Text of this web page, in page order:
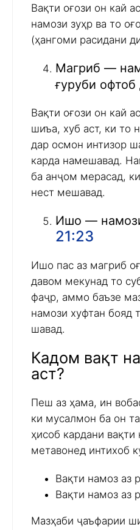
Вақти оғози он кай
намози зуҳр ва то
(ҳангоми расидани
Магриб —
ғуруби офтоб
Вақти оғози он кай
шиъа, хуб аст, ки то
дар осмон интизор
карда намешавад.
ба анҷом мерасад,
нест мешавад.
Ишо —
21:23
Ишо пас аз магриб
давом мекунад то
фаҷр, аммо баъзе
намози хуфтан бояд
шавад.
Кадом вақт
аст?
Пеш аз ҳама, ин
ки мусалмон ба он
ҳисоб кардани
метавонед интихоб
Вақти намоз аз
Вақти намоз аз
Мазҳаби ҷаъфарии